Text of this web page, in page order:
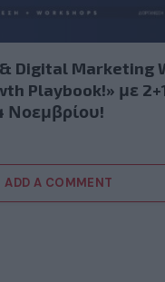
& Digital Marketing
Playbook!» με
Νοεμβρίου!
ADD A COMMENT